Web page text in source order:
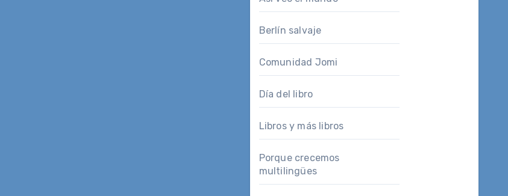
Berlín salvaje
Comunidad Jomi
Día del libro
Libros y más libros
Porque crecemos
multilingües